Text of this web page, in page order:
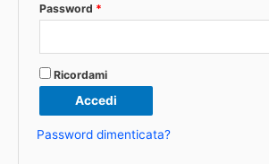
Password *
Ricordami
Accedi
Password dimenticata?